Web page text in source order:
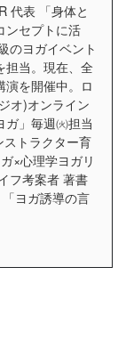
代表 「身体と
ンセプトに活
のヨガイベント
担当。現在、全
演を開催中。ロ
オ)オンライン
ガ」毎週㈫担当
トラクター育
×心理学ヨガリ
フ考案者 著書
ヨガ誘導の言